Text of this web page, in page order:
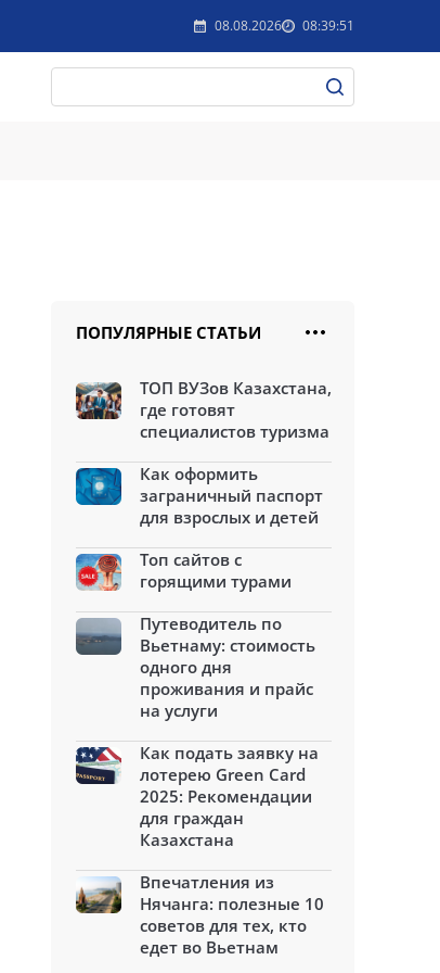
08.08.2026 08:39:51
ПОПУЛЯРНЫЕ СТАТЬИ
ТОП ВУЗов Казахстана,
где готовят
специалистов туризма
Как оформить
заграничный паспорт
для взрослых и детей
Топ сайтов с
горящими турами
Путеводитель по
Вьетнаму: стоимость
одного дня
проживания и прайс
на услуги
Как подать заявку на
лотерею Green Card
2025: Рекомендации
для граждан
Казахстана
Впечатления из
Нячанга: полезные 10
советов для тех, кто
едет во Вьетнам